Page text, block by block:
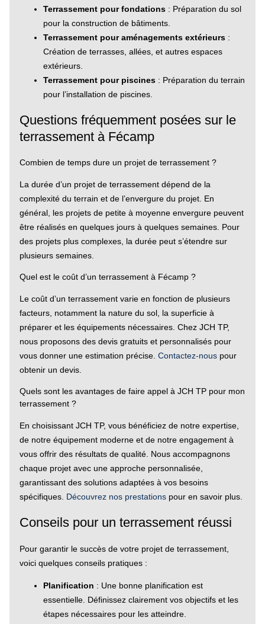
Terrassement pour fondations: Préparation du sol
pour la construction de bâtiments.
Terrassement pour aménagements extérieurs:
Création de terrasses, allées, et autres espaces
extérieurs.
Terrassement pour piscines: Préparation du terrain
pour l’installation de piscines.
Questions fréquemment posées sur le
terrassement à Fécamp
Combien de temps dure un projet de terrassement ?
La durée d’un projet de terrassement dépend de la
complexité du terrain et de l’envergure du projet. En
général, les projets de petite à moyenne envergure peuvent
être réalisés en quelques jours à quelques semaines. Pour
des projets plus complexes, la durée peut s’étendre sur
plusieurs semaines.
Quel est le coût d’un terrassement à Fécamp ?
Le coût d’un terrassement varie en fonction de plusieurs
facteurs, notamment la nature du sol, la superficie à
préparer et les équipements nécessaires. Chez JCH TP,
nous proposons des devis gratuits et personnalisés pour
vous donner une estimation précise. Contactez-nouspour
obtenir un devis.
Quels sont les avantages de faire appel à JCH TP pour mon
terrassement ?
En choisissant JCH TP, vous bénéficiez de notre expertise,
de notre équipement moderne et de notre engagement à
vous offrir des résultats de qualité. Nous accompagnons
chaque projet avec une approche personnalisée,
garantissant des solutions adaptées à vos besoins
spécifiques. Découvrez nos prestationspour en savoir plus.
Conseils pour un terrassement réussi
Pour garantir le succès de votre projet de terrassement,
voici quelques conseils pratiques :
Planification : Une bonne planification est
essentielle. Définissez clairement vos objectifs et les
étapes nécessaires pour les atteindre.